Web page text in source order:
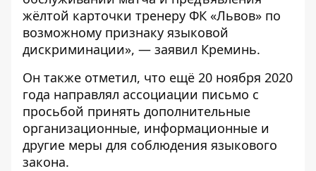
жёлтой карточки тренеру ФК «Львов» по
возможному признаку языковой
дискриминации», — заявил Креминь.
Он также отметил, что ещё 20 ноября 2020
года направлял ассоциации письмо с
просьбой принять дополнительные
организационные, информационные и
другие меры для соблюдения языкового
закона.